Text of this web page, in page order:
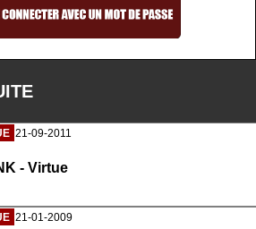
21-09-2011
- Virtue
21-01-2009